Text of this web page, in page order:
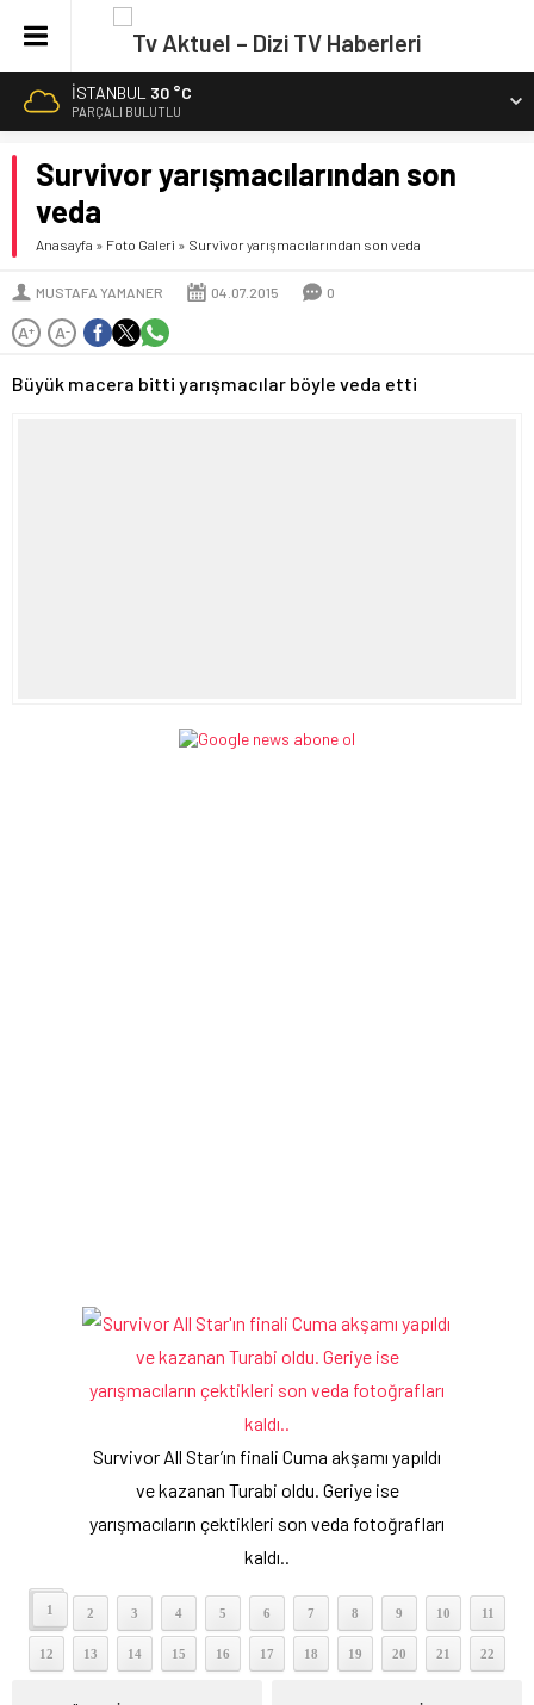
İSTANBUL 30 °C
PARÇALI BULUTLU
Survivor yarışmacılarından son
veda
Anasayfa » Foto Galeri » Survivor yarışmacılarından son veda
MUSTAFA YAMANER 04.07.2015 0
A+ A-
Büyük macera bitti yarışmacılar böyle veda etti
Survivor All Star’ın finali Cuma akşamı yapıldı
ve kazanan Turabi oldu. Geriye ise
yarışmacıların çektikleri son veda fotoğrafları
kaldı..
1 2 3 4 5 6 7 8 9 10 11
12 13 14 15 16 17 18 19 20 21 22